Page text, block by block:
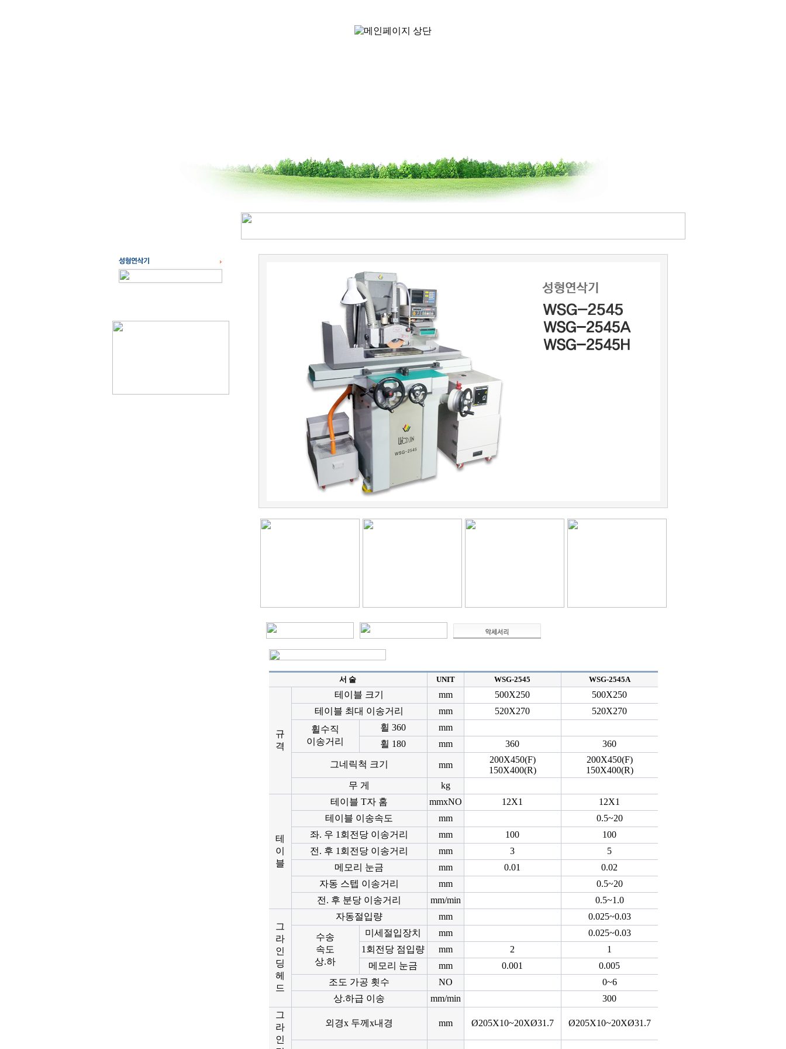
서 술 UNIT WSG-2545 WSG-2545A
규
격
테이블 크기 mm 500X250
500X250
테이블 최대 이송거리
mm 520X270
520X270
휠수직
이송거리
휠 360
mm
휠 180
mm 360 360
그네릭척 크기 mm
200X450(F)
150X400(R)
200X450(F)
150X400(R)
무 게
kg
테
이
블
테이블 T자 홈 mmxNO 12X1
12X1
테이블 이송속도
mm
0.5~20
좌. 우 1회전당 이송거리
mm 100
100
전. 후 1회전당 이송거리
mm 3
5
메모리 눈금
mm 0.01
0.02
자동 스텝 이송거리
mm
0.5~20
전. 후 분당 이송거리
mm/min 0.5~1.0
그
라
인
딩
헤
드
자동절입량 mm 0.025~0.03
수송
속도
상.하
미세절입장치 mm
0.025~0.03
1회전당 점입량
mm 2
1
메모리 눈금
mm 0.001
0.005
조도 가공 횟수
NO
0~6
상.하급 이송
mm/min
300
그
라
인
외경x 두께x내경 mm Ø205X10~20XØ31.7 Ø205X10~20XØ31.7